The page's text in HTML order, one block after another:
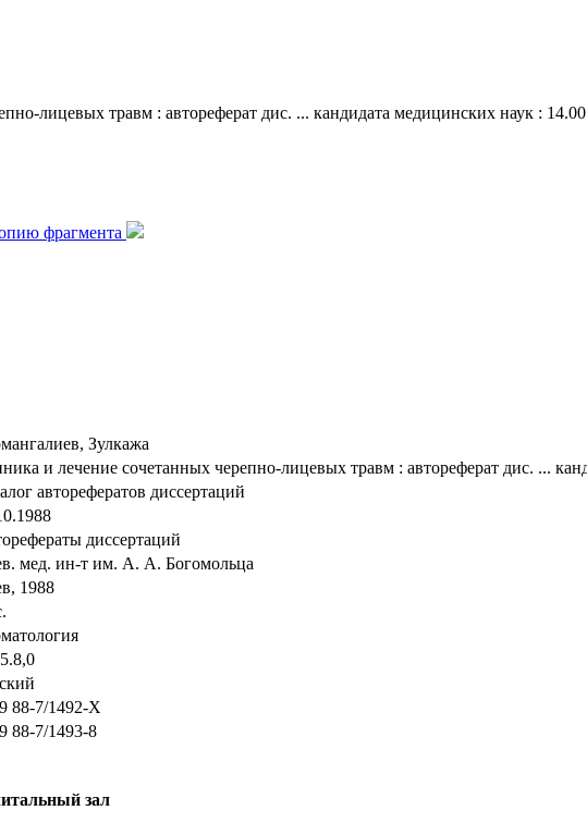
лицевых травм : автореферат дис. ... кандидата медицинских наук :
фрагмента
Зулкажа
и лечение сочетанных черепно-лицевых травм : автореферат дис. ...
авторефератов диссертаций
диссертаций
мед. ин-т им. А. А. Богомольца
1988
88-7/1492-Х
88-7/1493-8
зал